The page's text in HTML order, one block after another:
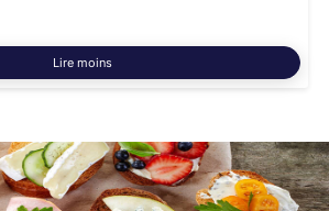
Lire moins